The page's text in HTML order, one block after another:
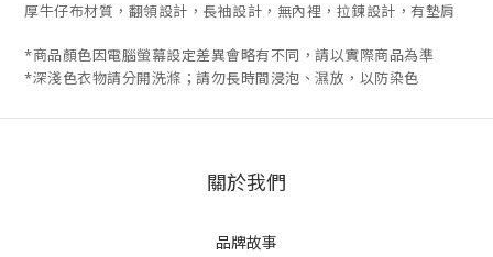
厚牛仔布材質，翻領設計，長袖設計，無內裡，拉鍊設計，有墊肩
*商品顏色因電腦螢幕設定差異會略有不同，請以實際商品為準
*深淺色衣物請分開洗滌；請勿長時間浸泡、濕放，以防染色
關於我們
品牌故事